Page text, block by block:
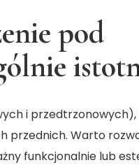
pod
i przedtrzonowych),
przednich. Warto
funkcjonalnie lub